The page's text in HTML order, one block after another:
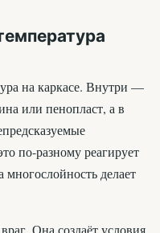
на каркасе. Внутри —
или пенопласт, а в
по-разному реагирует
делает
Она создаёт условия